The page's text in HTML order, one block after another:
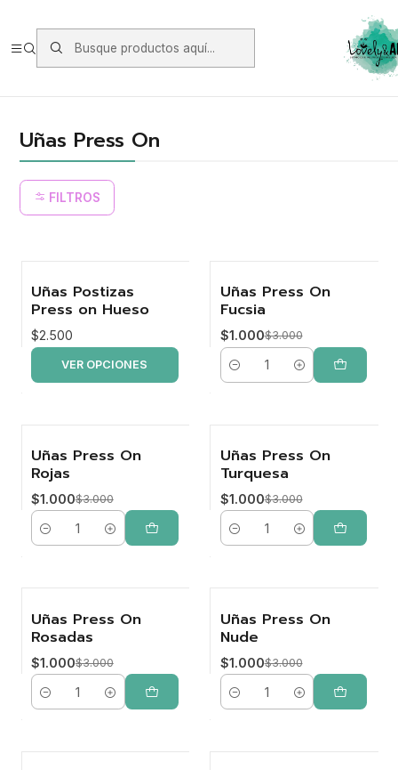
https://www.starken.cl/
Uñas Press On
FILTROS
Uñas Postizas
Press on Hueso
$2.500
VER OPCIONES
-67%
Uñas Press On
Fucsia
$1.000$3.000
Cantidad
-67%
Uñas Press On
Rojas
$1.000$3.000
Cantidad
-67%
Uñas Press On
Turquesa
$1.000$3.000
Cantidad
-67%
Uñas Press On
Rosadas
$1.000$3.000
Cantidad
-67%
Uñas Press On
Nude
$1.000$3.000
Cantidad